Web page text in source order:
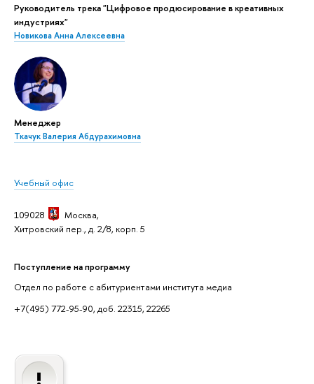
Руководитель трека "Цифровое продюсирование в креативных
индустриях"
Новикова Анна Алексеевна
Менеджер
Ткачук Валерия Абдурахимовна
Учебный офис
109028
Москва,
Хитровский пер., д. 2/8, корп. 5
Поступление на программу
Отдел по работе с абитуриентами института медиа
+7(495) 772-95-90, доб. 22315, 22265